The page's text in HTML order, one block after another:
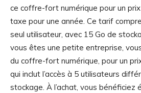
ce coffre-fort numérique pour un
taxe pour une année. Ce tarif
seul utilisateur, avec 15 Go de
vous êtes une petite entreprise,
du coffre-fort numérique, pour un
qui inclut l’accès à 5 utilisateurs
stockage. À l’achat, vous bénéficiez